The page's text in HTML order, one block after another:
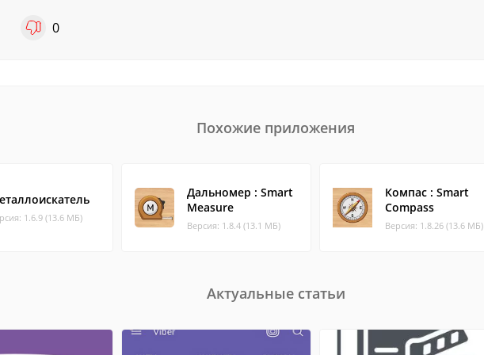
0
Похожие приложения
1.6.9 (13.6 МБ)
Дальномер : Smart
Measure
Версия: 1.8.4 (13.1 МБ)
Компас : Smart
Compass
Версия: 1.8.26 (13.6 МБ)
Актуальные статьи